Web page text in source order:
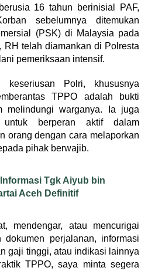
16 tahun berinisial PAF,
sebelumnya ditemukan
(PSK) di Malaysia pada
RH telah diamankan di Polresta
pemeriksaan intensif.
keseriusan Polri, khususnya
TPPO adalah bukti
melindungi warganya. Ia juga
untuk berperan aktif dalam
orang dengan cara melaporkan
pihak berwajib.
Tgk Aiyub bin
Aceh Definitif
mendengar, atau mencurigai
dokumen perjalanan, informasi
gaji tinggi, atau indikasi lainnya
TPPO, saya minta segera